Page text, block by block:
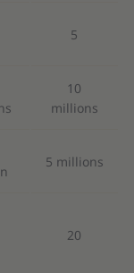
5
10
millions
5 millions
20